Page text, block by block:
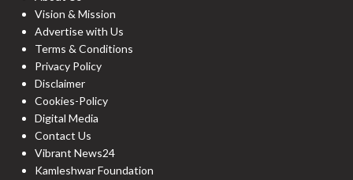
Vision & Mission
Advertise with Us
Terms & Conditions
Privacy Policy
Disclaimer
Cookies-Policy
Digital Media
Contact Us
Vibrant News24
Kamleshwar Foundation